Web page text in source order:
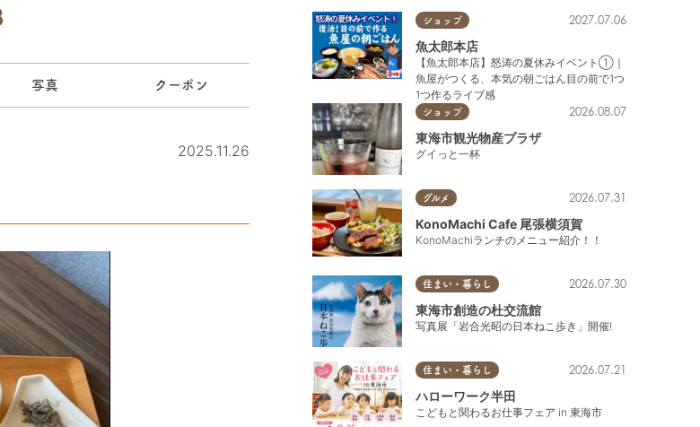
写真 クーポン
2025.11.26
ショップ 2027.07.06
魚太郎本店
【魚太郎本店】怒涛の夏休みイベント①｜
魚屋がつくる、本気の朝ごはん目の前で1つ
1つ作るライブ感
ショップ 2026.08.07
東海市観光物産プラザ
グイっと一杯
グルメ 2026.07.31
KonoMachi Cafe 尾張横須賀
KonoMachiランチのメニュー紹介！！
住まい・暮らし 2026.07.30
東海市創造の杜交流館
写真展「岩合光昭の日本ねこ歩き」開催!
住まい・暮らし 2026.07.21
ハローワーク半田
こどもと関わるお仕事フェア in 東海市